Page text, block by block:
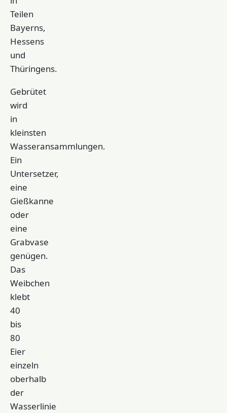
Teilen
Bayerns,
Hessens
und
Thüringens.
Gebrütet
wird
in
kleinsten
Wasseransammlungen.
Ein
Untersetzer,
eine
Gießkanne
oder
eine
Grabvase
genügen.
Das
Weibchen
klebt
40
bis
80
Eier
einzeln
oberhalb
der
Wasserlinie